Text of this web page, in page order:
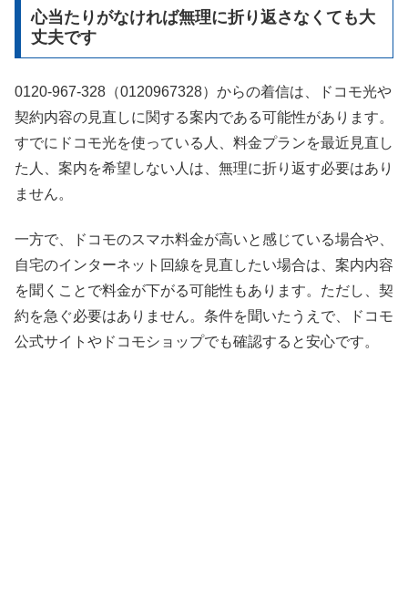
心当たりがなければ無理に折り返さなくても大
丈夫です
0120-967-328（0120967328）からの着信は、ドコモ光や
契約内容の見直しに関する案内である可能性があります。
すでにドコモ光を使っている人、料金プランを最近見直し
た人、案内を希望しない人は、無理に折り返す必要はあり
ません。
一方で、ドコモのスマホ料金が高いと感じている場合や、
自宅のインターネット回線を見直したい場合は、案内内容
を聞くことで料金が下がる可能性もあります。ただし、契
約を急ぐ必要はありません。条件を聞いたうえで、ドコモ
公式サイトやドコモショップでも確認すると安心です。